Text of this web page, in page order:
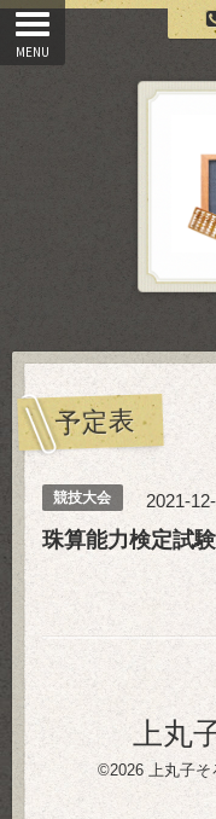
予定表
競技大会 2021-
珠算能力検定試
上丸
©2026 上丸子